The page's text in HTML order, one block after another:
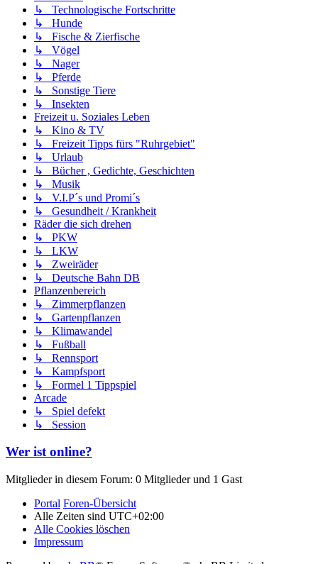
↳ Technologische Fortschritte
↳ Hunde
↳ Fische & Zierfische
↳ Vögel
↳ Nager
↳ Pferde
↳ Sonstige Tiere
↳ Insekten
Freizeit u. Soziales Leben
↳ Kino & TV
↳ Freizeit Tipps fürs "Ruhrgebiet"
↳ Urlaub
↳ Bücher , Gedichte, Geschichten
↳ Musik
↳ V.I.P´s und Promi´s
↳ Gesundheit / Krankheit
Räder die sich drehen
↳ PKW
↳ LKW
↳ Zweiräder
↳ Deutsche Bahn DB
Pflanzenbereich
↳ Zimmerpflanzen
↳ Gartenpflanzen
↳ Klimawandel
↳ Fußball
↳ Rennsport
↳ Kampfsport
↳ Formel 1 Tippspiel
Arcade
↳ Spiel defekt
↳ Session
Wer ist online?
Mitglieder in diesem Forum: 0 Mitglieder und 1 Gast
Portal Foren-Übersicht
Alle Zeiten sind UTC+02:00
Alle Cookies löschen
Impressum